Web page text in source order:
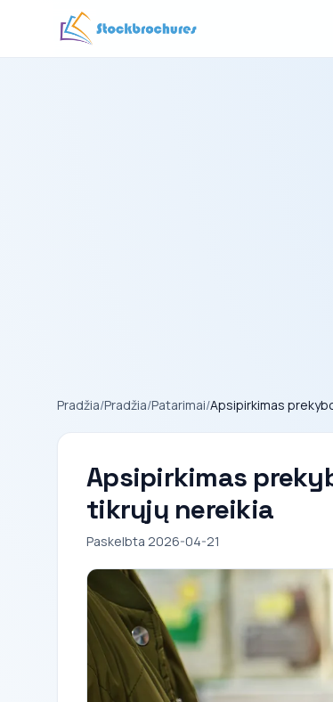
Pradžia/Pradžia/Patarimai/Apsipirkimas
Apsipirkimas
tikrųjų nereikia
Paskelbta 2026-04-21